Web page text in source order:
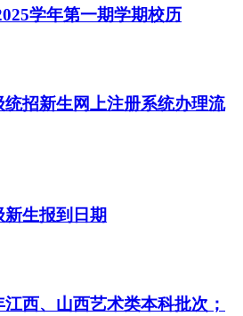
学年第一期学期校历
招新生网上注册系统办理流
生报到日期
西、山西艺术类本科批次；